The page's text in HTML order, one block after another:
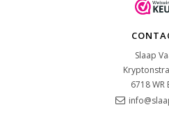
Slaap
6718 WR